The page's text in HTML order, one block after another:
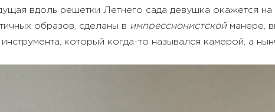
вдоль решетки Летнего сада девушка окажется
образов, сделаны в импрессионистскойманере,
который когда-то назывался камерой, а